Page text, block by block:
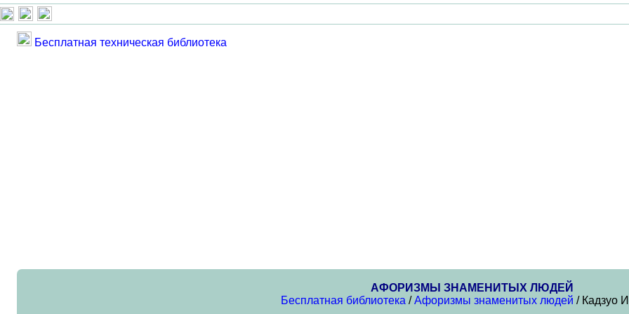
Бесплатная техническая библиотека
АФОРИЗМЫ ЗНАМЕНИТЫХ ЛЮДЕЙ
Бесплатная библиотека /Афоризмы знаменитых людей / Кадзуо